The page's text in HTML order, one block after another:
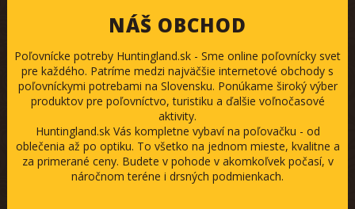
NÁŠ OBCHOD
Poľovnícke potreby Huntingland.sk - Sme online poľovnícky svet
pre každého. Patríme medzi najväčšie internetové obchody s
poľovníckymi potrebami na Slovensku. Ponúkame široký výber
produktov pre poľovníctvo, turistiku a ďalšie voľnočasové
aktivity.
Huntingland.sk Vás kompletne vybaví na poľovačku - od
oblečenia až po optiku. To všetko na jednom mieste, kvalitne a
za primerané ceny. Budete v pohode v akomkoľvek počasí, v
náročnom teréne i drsných podmienkach.